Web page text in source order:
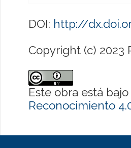
DOI: http://
Copyright (c) 2023
Este obra está
Reconocimiento